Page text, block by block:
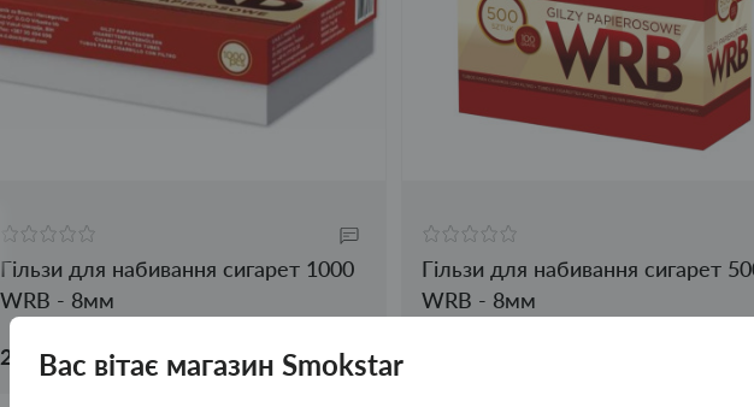
Вас вітає магазин Smokstar
Гільзи для набивання сигарет 1000
WRB - 8мм
239.00грн.
Гільзи для набивання сигарет
WRB - 8мм